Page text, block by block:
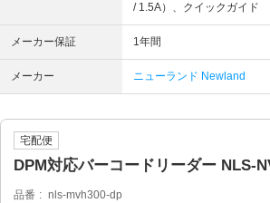
/ 1.5A）、クイックガイド
メーカー保証 1年間
メーカー ニューランド Newland
宅配便
DPM対応バーコードリーダー NLS-
品番
nls-mvh300-dp